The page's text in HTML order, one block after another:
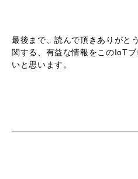
最後まで、読んで頂きありがと
関する、有益な情報をこのIoT
いと思います。